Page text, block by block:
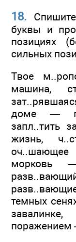
18.
буквы и
позициях
сильных
Твое
машина,
доме —
запл..тить
жизнь,
морковь —
темных
поражением